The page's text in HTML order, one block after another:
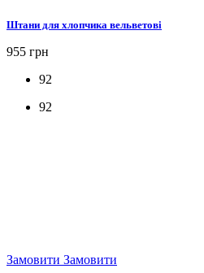
Штани для хлопчика вельветові
955 грн
92
92
Замовити Замовити